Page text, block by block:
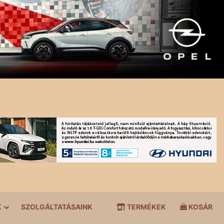
SZOLGÁLTATÁSAINK TERMÉKEK KOSÁR